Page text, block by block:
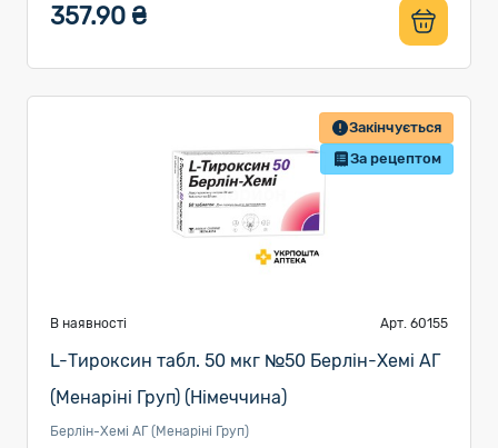
357.90 ₴
Закінчується
За рецептом
В наявності Арт. 60155
L-Тироксин табл. 50 мкг №50 Берлін-Хемі АГ
(Менаріні Груп) (Німеччина)
Берлін-Хемі АГ (Менаріні Груп)